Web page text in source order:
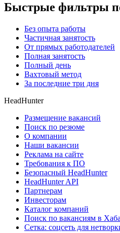
Быстрые фильтры
Без опыта работы
Частичная занятость
От прямых работодателей
Полная занятость
Полный день
Вахтовый метод
За последние три дня
HeadHunter
Размещение вакансий
Поиск по резюме
О компании
Наши вакансии
Реклама на сайте
Требования к ПО
Безопасный HeadHunter
HeadHunter API
Партнерам
Инвесторам
Каталог компаний
Поиск по вакансиям в
Сетка: соцсеть для